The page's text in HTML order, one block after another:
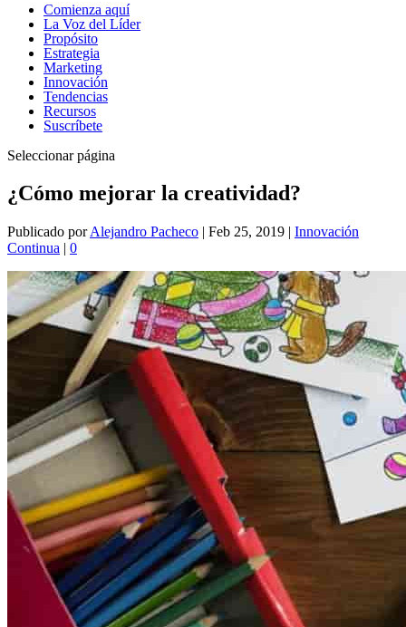
Comienza aquí
La Voz del Líder
Propósito
Estrategia
Marketing
Innovación
Tendencias
Recursos
Suscríbete
Seleccionar página
¿Cómo mejorar la creatividad?
Publicado porAlejandro Pacheco | Feb 25, 2019 | Innovación
Continua | 0